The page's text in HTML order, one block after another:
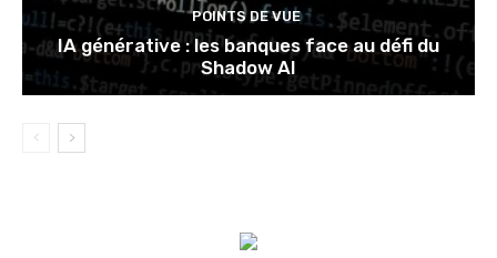
POINTS DE VUE
IA générative : les banques face au défi du
Shadow AI